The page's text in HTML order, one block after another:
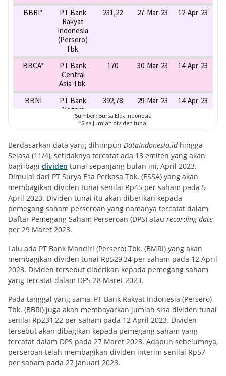
Berdasarkan data yang dihimpun DataIndonesia.id hingga
Selasa (11/4), setidaknya tercatat ada 13 emiten yang akan
bagi-bagi dividen tunai sepanjang bulan ini, April 2023.
Dimulai dari PT Surya Esa Perkasa Tbk. (ESSA) yang akan
membagikan dividen tunai senilai Rp45 per saham pada 5
April 2023. Dividen tunai itu akan diberikan kepada
pemegang saham perseroan yang namanya tercatat dalam
Daftar Pemegang Saham Perseroan (DPS) atau recording date
per 29 Maret 2023.
Lalu ada PT Bank Mandiri (Persero) Tbk. (BMRI) yang akan
membagikan dividen tunai Rp529,34 per saham pada 12 April
2023. Dividen tersebut diberikan kepada pemegang saham
yang tercatat dalam DPS 28 Maret 2023.
Pada tanggal yang sama, PT Bank Rakyat Indonesia (Persero)
Tbk. (BBRI) juga akan membayarkan jumlah sisa dividen tunai
senilai Rp231,22 per saham pada 12 April 2023. Dividen
tersebut akan dibagikan kepada pemegang saham yang
tercatat dalam DPS pada 27 Maret 2023. Adapun sebelumnya,
perseroan telah membagikan dividen interim senilai Rp57
per saham pada 27 Januari 2023.